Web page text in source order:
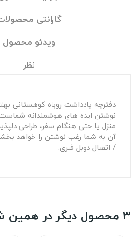
گارانتی
ویدئو محصول
نظر
دفترچه یادداشت روباه کوهستانی
نوشتن ایده های هوشمندانه شماست.
منزل یا حتی هنگام سفر، طراحی
/ اتصال دوبل فنری.
3 محصول دیگر در همین شاخه: